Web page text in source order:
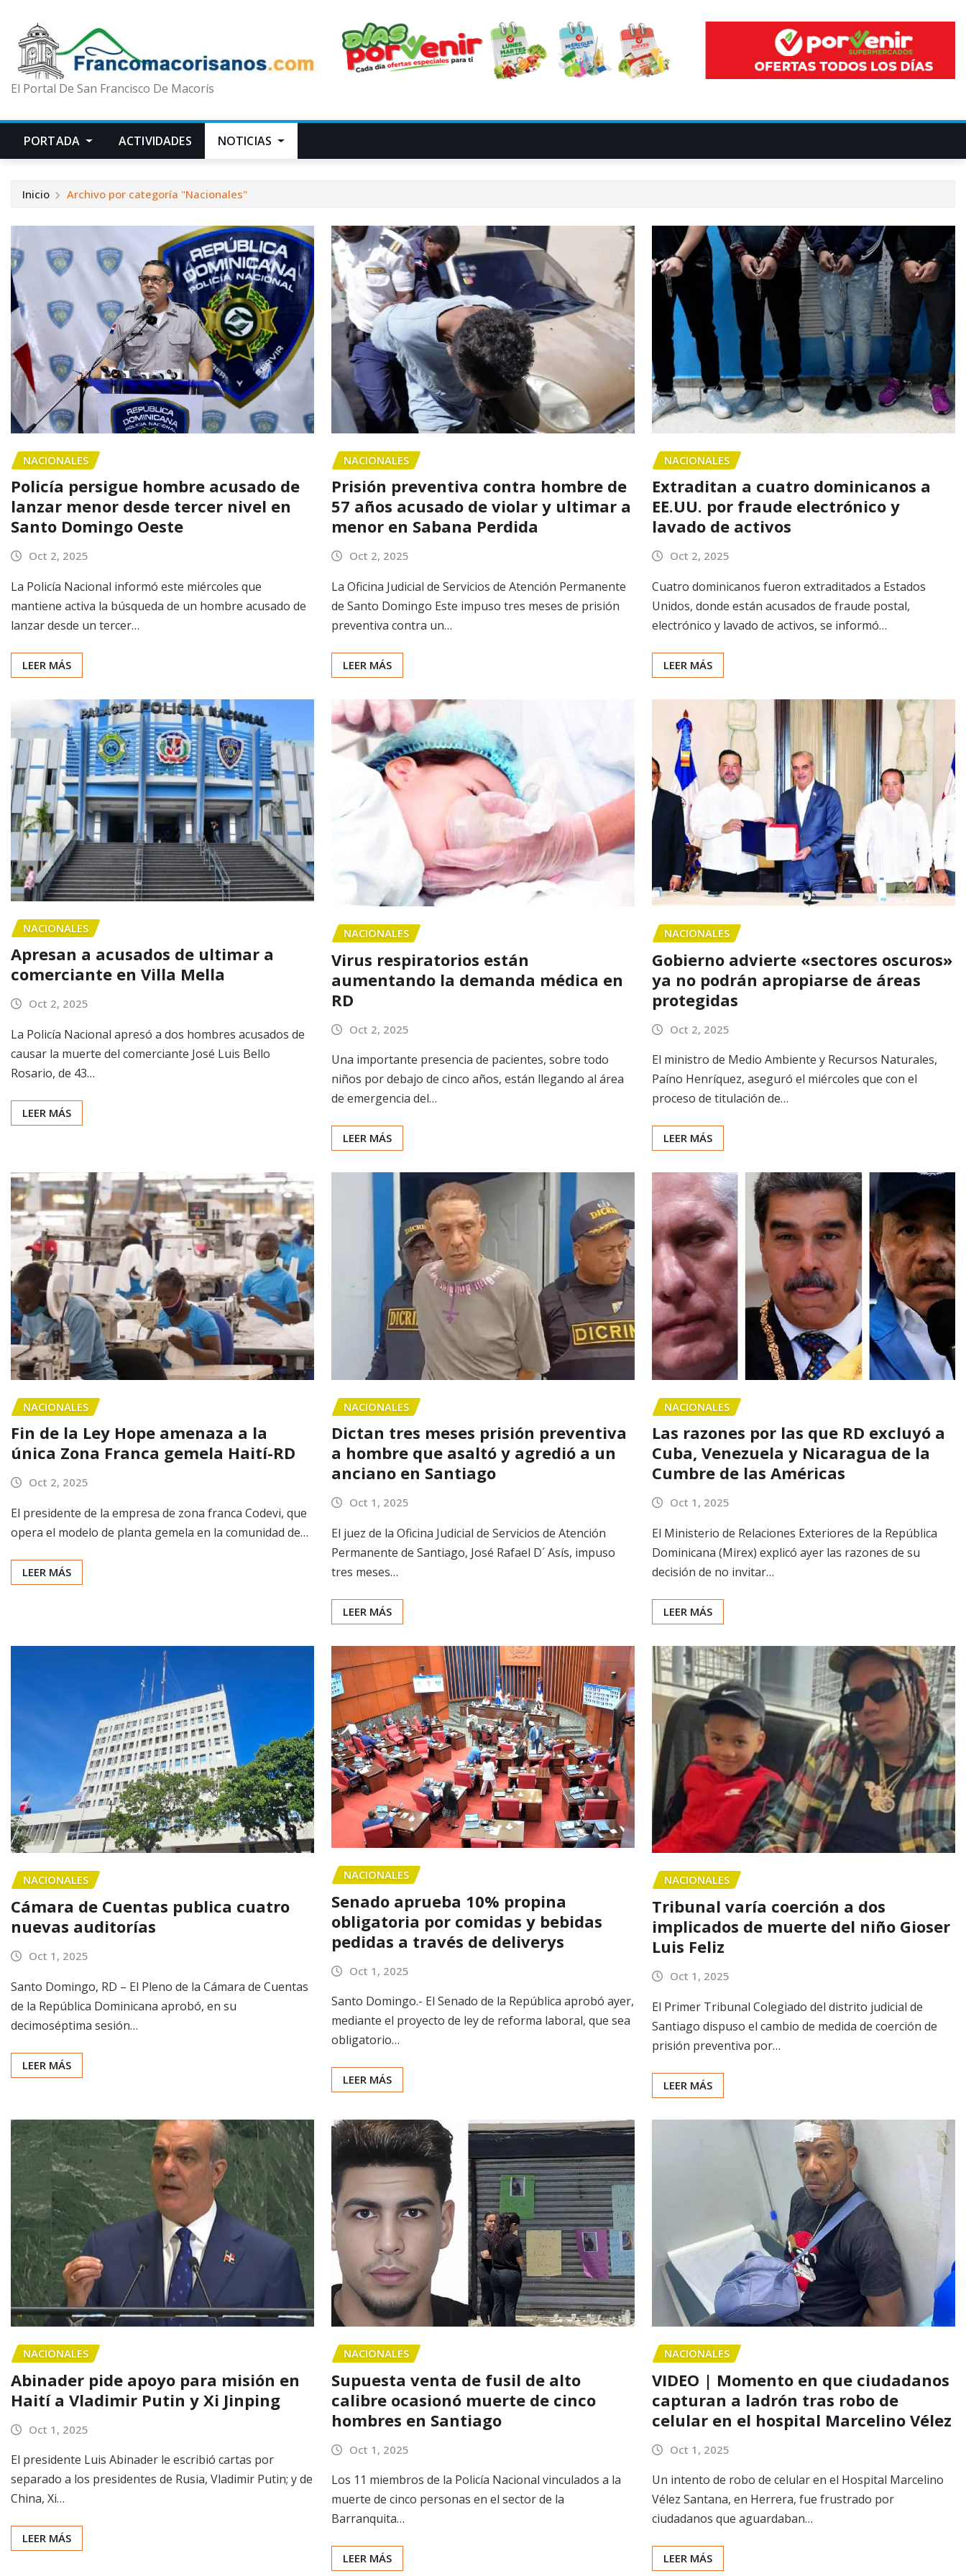
El Portal De San Francisco De Macorís
PORTADA ACTIVIDADES NOTICIAS
Inicio Archivo por categoría "Nacionales"
NACIONALES
Policía persigue hombre acusado de
lanzar menor desde tercer nivel en
Santo Domingo Oeste
Oct 2, 2025
La Policía Nacional informó este miércoles que
mantiene activa la búsqueda de un hombre acusado de
lanzar desde un tercer…
LEER MÁS
NACIONALES
Prisión preventiva contra hombre de
57 años acusado de violar y ultimar a
menor en Sabana Perdida
Oct 2, 2025
La Oficina Judicial de Servicios de Atención Permanente
de Santo Domingo Este impuso tres meses de prisión
preventiva contra un…
LEER MÁS
NACIONALES
Extraditan a cuatro dominicanos a
EE.UU. por fraude electrónico y
lavado de activos
Oct 2, 2025
Cuatro dominicanos fueron extraditados a Estados
Unidos, donde están acusados de fraude postal,
electrónico y lavado de activos, se informó…
LEER MÁS
NACIONALES
Apresan a acusados de ultimar a
comerciante en Villa Mella
Oct 2, 2025
La Policía Nacional apresó a dos hombres acusados de
causar la muerte del comerciante José Luis Bello
Rosario, de 43…
LEER MÁS
NACIONALES
Virus respiratorios están
aumentando la demanda médica en
RD
Oct 2, 2025
Una importante presencia de pacientes, sobre todo
niños por debajo de cinco años, están llegando al área
de emergencia del…
LEER MÁS
NACIONALES
Gobierno advierte «sectores oscuros»
ya no podrán apropiarse de áreas
protegidas
Oct 2, 2025
El ministro de Medio Ambiente y Recursos Naturales,
Paíno Henríquez, aseguró el miércoles que con el
proceso de titulación de…
LEER MÁS
NACIONALES
Fin de la Ley Hope amenaza a la
única Zona Franca gemela Haití-RD
Oct 2, 2025
El presidente de la empresa de zona franca Codevi, que
opera el modelo de planta gemela en la comunidad de…
LEER MÁS
NACIONALES
Dictan tres meses prisión preventiva
a hombre que asaltó y agredió a un
anciano en Santiago
Oct 1, 2025
El juez de la Oficina Judicial de Servicios de Atención
Permanente de Santiago, José Rafael D´ Asís, impuso
tres meses…
LEER MÁS
NACIONALES
Las razones por las que RD excluyó a
Cuba, Venezuela y Nicaragua de la
Cumbre de las Américas
Oct 1, 2025
El Ministerio de Relaciones Exteriores de la República
Dominicana (Mirex) explicó ayer las razones de su
decisión de no invitar…
LEER MÁS
NACIONALES
Cámara de Cuentas publica cuatro
nuevas auditorías
Oct 1, 2025
Santo Domingo, RD – El Pleno de la Cámara de Cuentas
de la República Dominicana aprobó, en su
decimoséptima sesión…
LEER MÁS
NACIONALES
Senado aprueba 10% propina
obligatoria por comidas y bebidas
pedidas a través de deliverys
Oct 1, 2025
Santo Domingo.- El Senado de la República aprobó ayer,
mediante el proyecto de ley de reforma laboral, que sea
obligatorio…
LEER MÁS
NACIONALES
Tribunal varía coerción a dos
implicados de muerte del niño Gioser
Luis Feliz
Oct 1, 2025
El Primer Tribunal Colegiado del distrito judicial de
Santiago dispuso el cambio de medida de coerción de
prisión preventiva por…
LEER MÁS
NACIONALES
Abinader pide apoyo para misión en
Haití a Vladimir Putin y Xi Jinping
Oct 1, 2025
El presidente Luis Abinader le escribió cartas por
separado a los presidentes de Rusia, Vladimir Putin; y de
China, Xi…
LEER MÁS
NACIONALES
Supuesta venta de fusil de alto
calibre ocasionó muerte de cinco
hombres en Santiago
Oct 1, 2025
Los 11 miembros de la Policía Nacional vinculados a la
muerte de cinco personas en el sector de la
Barranquita…
LEER MÁS
NACIONALES
VIDEO | Momento en que ciudadanos
capturan a ladrón tras robo de
celular en el hospital Marcelino Vélez
Oct 1, 2025
Un intento de robo de celular en el Hospital Marcelino
Vélez Santana, en Herrera, fue frustrado por
ciudadanos que aguardaban…
LEER MÁS